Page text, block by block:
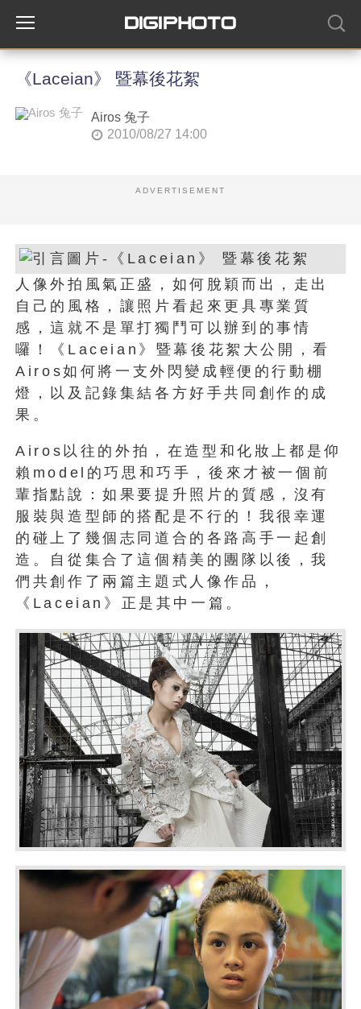
《Laceian》 暨幕後花絮
Airos 兔子
2010/08/27 14:00
ADVERTISEMENT
人像外拍風氣正盛，如何脫穎而出，走出
自己的風格，讓照片看起來更具專業質
感，這就不是單打獨鬥可以辦到的事情
囉！《Laceian》暨幕後花絮大公開，看
Airos如何將一支外閃變成輕便的行動棚
燈，以及記錄集結各方好手共同創作的成
果。
Airos以往的外拍，在造型和化妝上都是仰
賴model的巧思和巧手，後來才被一個前
輩指點說：如果要提升照片的質感，沒有
服裝與造型師的搭配是不行的！我很幸運
的碰上了幾個志同道合的各路高手一起創
造。自從集合了這個精美的團隊以後，我
們共創作了兩篇主題式人像作品，
《Laceian》正是其中一篇。